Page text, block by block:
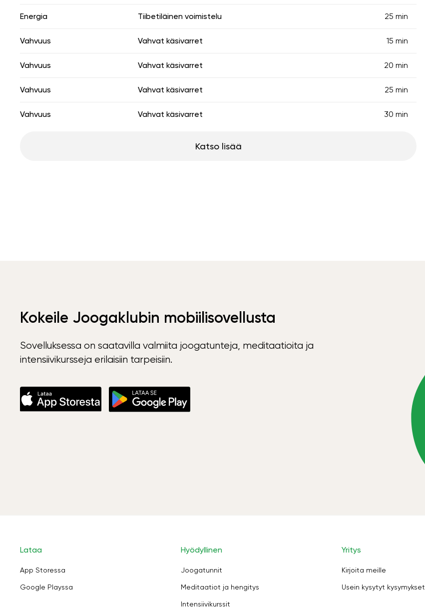
Energia Tiibetiläinen voimistelu 25 min
Vahvuus Vahvat käsivarret 15 min
Vahvuus Vahvat käsivarret 20 min
Vahvuus Vahvat käsivarret 25 min
Vahvuus Vahvat käsivarret 30 min
Katso lisää
Kokeile Joogaklubin mobiilisovellusta
Sovelluksessa on saatavilla valmiita joogatunteja, meditaatioita ja
intensiivikursseja erilaisiin tarpeisiin.
Lataa
App Storessa
Google Playssa
Hyödyllinen
Joogatunnit
Meditaatiot ja hengitys
Intensiivikurssit
Yritys
Kirjoita meille
Usein kysytyt kysymykset